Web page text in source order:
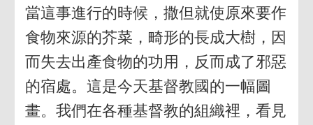
當這事進行的時候，撒但就使原來要作
食物來源的芥菜，畸形的長成大樹，因
而失去出產食物的功用，反而成了邪惡
的宿處。這是今天基督教國的一幅圖
畫。我們在各種基督教的組織裡，看見